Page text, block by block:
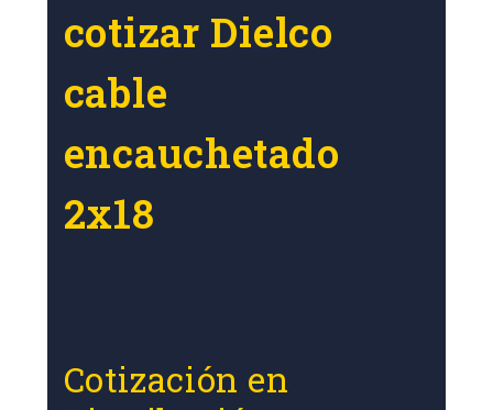
cotizar Dielco
cable
encauchetado
2x18
Cotización en